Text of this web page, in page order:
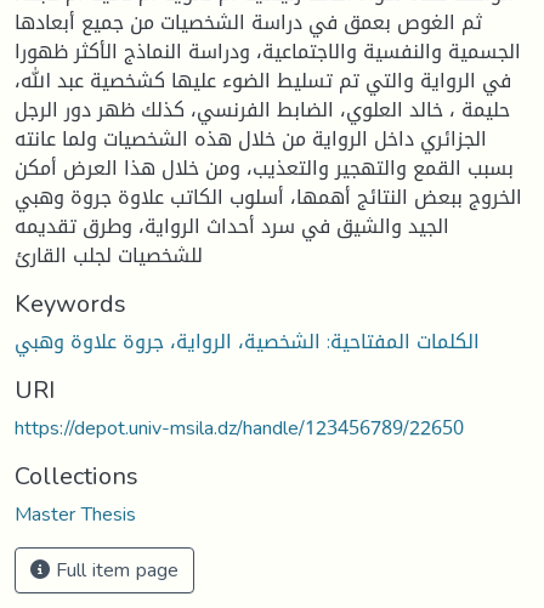
ثم الغوص بعمق في دراسة الشخصيات من جميع أبعادها
الجسمية والنفسية والاجتماعية، ودراسة النماذج الأكثر ظهورا
في الرواية والتي تم تسليط الضوء عليها كشخصية عبد الله،
حليمة ، خالد العلوي، الضابط الفرنسي، كذلك ظهر دور الرجل
الجزائري داخل الرواية من خلال هذه الشخصيات ولما عانته
بسبب القمع والتهجير والتعذيب، ومن خلال هذا العرض أمكن
الخروج ببعض النتائج أهمها، أسلوب الكاتب علاوة جروة وهبي
الجيد والشيق في سرد أحداث الرواية، وطرق تقديمه
للشخصيات لجلب القارئ
Keywords
الكلمات المفتاحية: الشخصية، الرواية، جروة علاوة وهبي
URI
https://depot.univ-msila.dz/handle/123456789/22650
Collections
Master Thesis
Full item page